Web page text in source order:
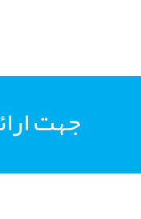
جهت